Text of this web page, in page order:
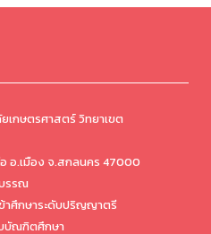
กษตรศาสตร์ วิทยาเขต
อ.เมือง จ.สกลนคร 47000
รรณ
าศึกษาระดับปริญญาตรี
บัณฑิตศึกษา